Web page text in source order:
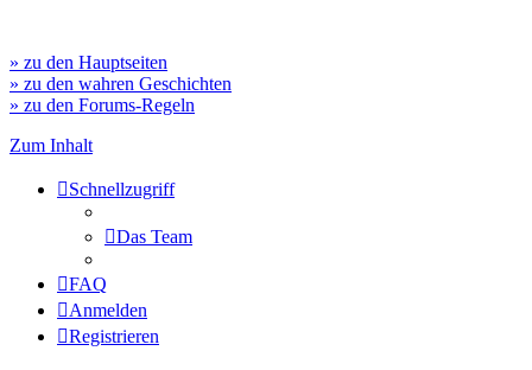
» zu den Hauptseiten
» zu den wahren Geschichten
» zu den Forums-Regeln
Zum Inhalt
Schnellzugriff
Das Team
FAQ
Anmelden
Registrieren